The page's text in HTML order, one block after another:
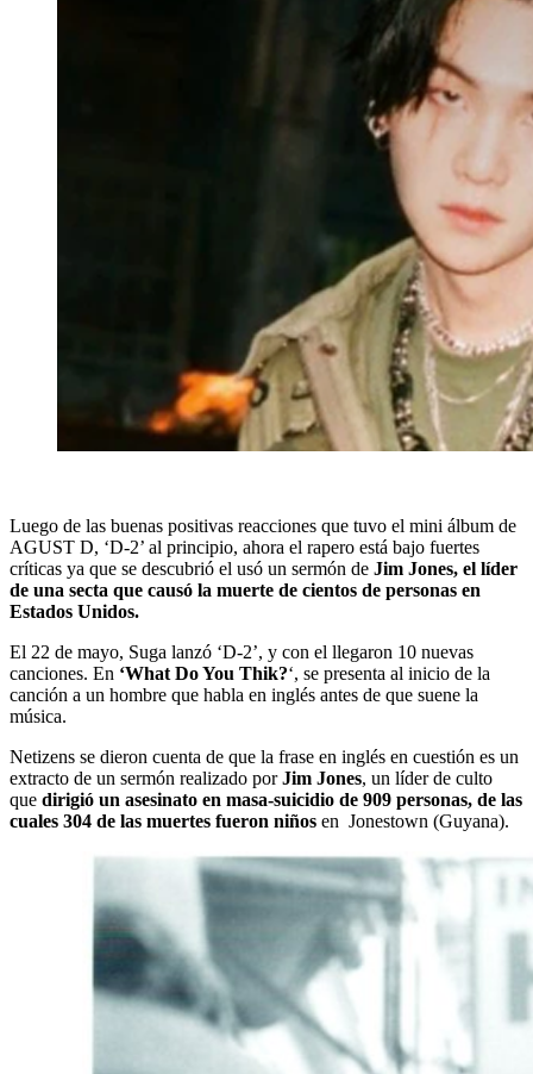
Luego de las buenas positivas reacciones que tuvo el mini álbum de
AGUST D, ‘D-2’ al principio, ahora el rapero está bajo fuertes
críticas ya que se descubrió el usó un sermón de Jim Jones, el líder
de una secta que causó la muerte de cientos de personas en
Estados Unidos.
El 22 de mayo, Suga lanzó ‘D-2’, y con el llegaron 10 nuevas
canciones. En ‘What Do You Thik?‘, se presenta al inicio de la
canción a un hombre que habla en inglés antes de que suene la
música.
Netizens se dieron cuenta de que la frase en inglés en cuestión es un
extracto de un sermón realizado porJim Jones, un líder de culto
que dirigió un asesinato en masa-suicidio de 909 personas, de las
cuales 304 de las muertes fueron niños en Jonestown (Guyana).